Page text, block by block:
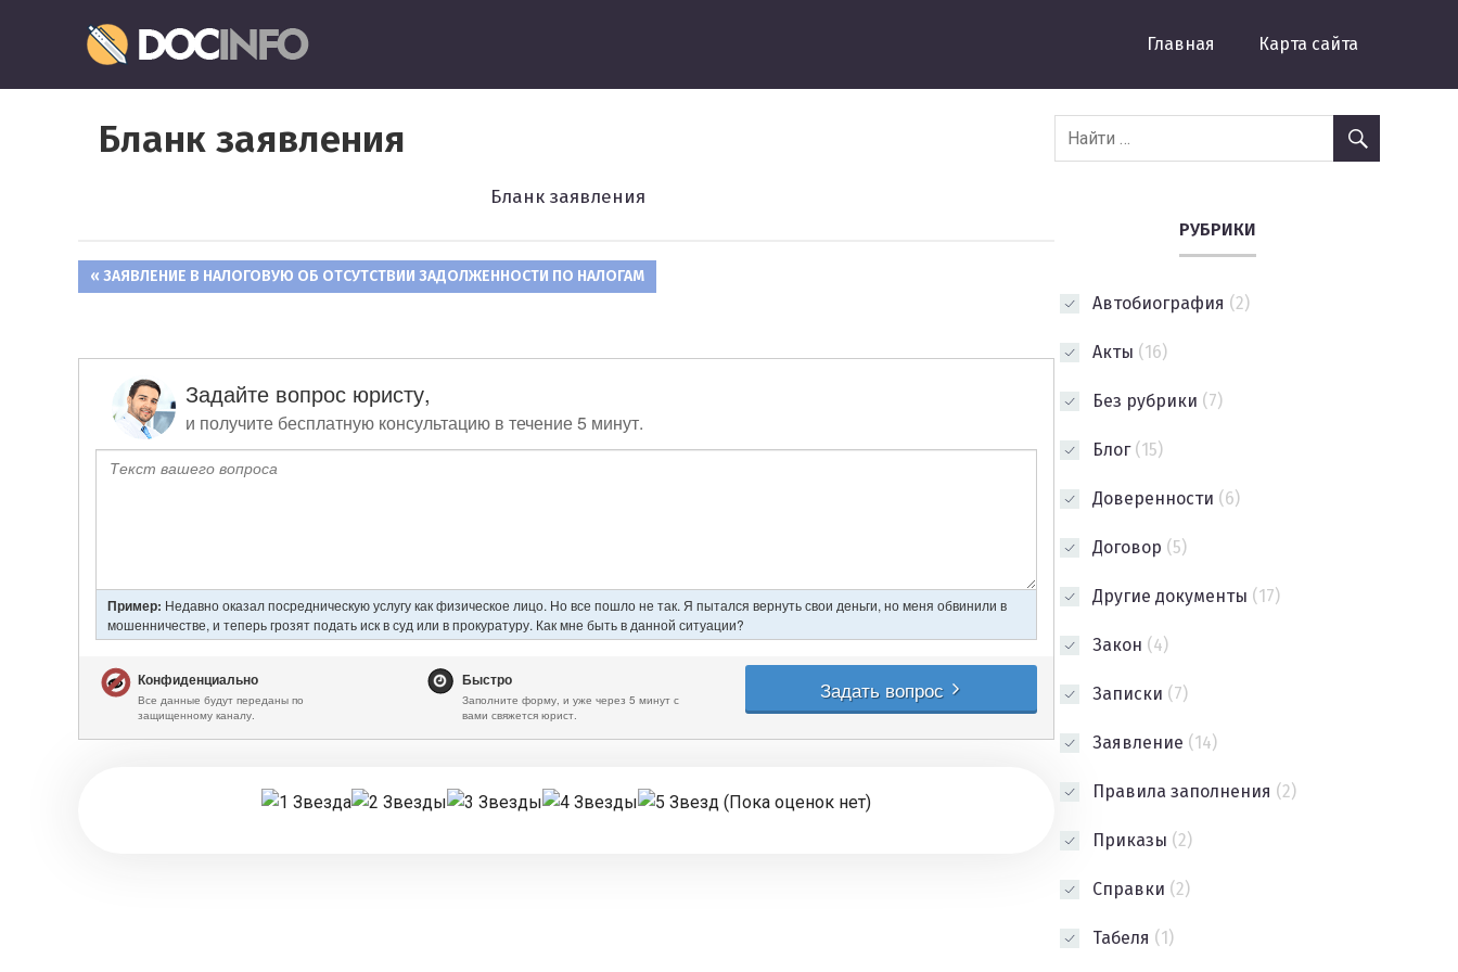
к
содержимому
заполнение
Главная Карта сайта
Бланк заявления
Бланк заявления
Навигация
записям
ПРЕДЫДУЩАЯ
ЗАЯВЛЕНИЕ В НАЛОГОВУЮ ОБ ОТСУТСТВИИ ЗАДОЛЖЕННОСТИ ПО НАЛОГАМ
(Пока оценок нет)
РУБРИКИ
Автобиография (2)
Акты (16)
Без рубрики (7)
Блог(15)
Доверенности (6)
Договор (5)
Другие документы (17)
Закон (4)
Записки (7)
Заявление (14)
Правила заполнения (2)
Приказы (2)
Справки (2)
Табеля (1)